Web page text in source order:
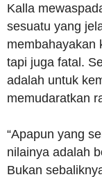
Kalla
sesuatu yang
membahayakan
tapi juga fatal.
adalah untuk
memudaratkan
“Apapun yang
nilainya adalah
Bukan